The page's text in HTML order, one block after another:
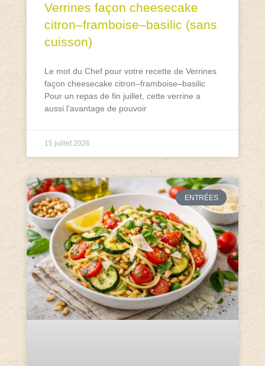
Verrines façon cheesecake
citron–framboise–basilic (sans
cuisson)
Le mot du Chef pour votre recette de Verrines
façon cheesecake citron–framboise–basilic
Pour un repas de fin juillet, cette verrine a
aussi l’avantage de pouvoir
15 juillet 2026
ENTRÉES